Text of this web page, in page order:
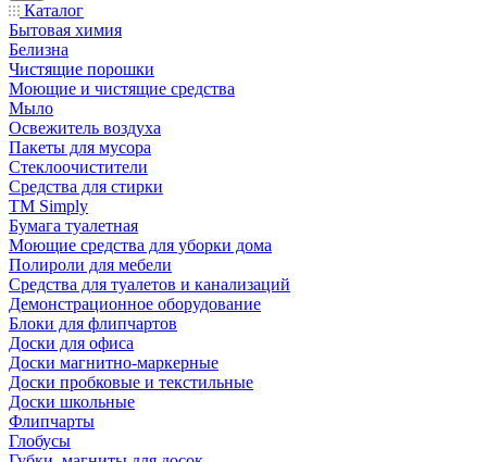
Каталог
Бытовая химия
Белизна
Чистящие порошки
Моющие и чистящие средства
Мыло
Освежитель воздуха
Пакеты для мусора
Стеклоочистители
Средства для стирки
TM Simply
Бумага туалетная
Моющие средства для уборки дома
Полироли для мебели
Средства для туалетов и канализаций
Демонстрационное оборудование
Блоки для флипчартов
Доски для офиса
Доски магнитно-маркерные
Доски пробковые и текстильные
Доски школьные
Флипчарты
Глобусы